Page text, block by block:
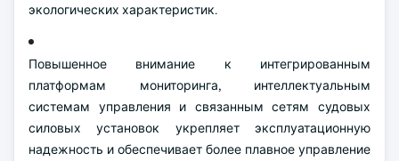
экологических характеристик.
Повышенное внимание к интегрированным
платформам мониторинга, интеллектуальным
системам управления и связанным сетям судовых
силовых установок укрепляет эксплуатационную
надежность и обеспечивает более плавное управление